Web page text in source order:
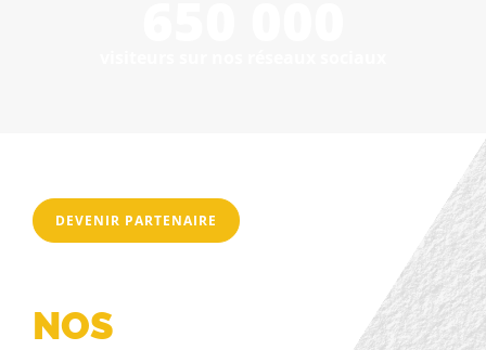
NOS
DEVENIR PARTENAIRE